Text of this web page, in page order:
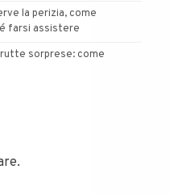
la perizia, come
farsi assistere
sorprese: come